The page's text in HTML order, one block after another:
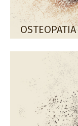
OSTEOPATIA